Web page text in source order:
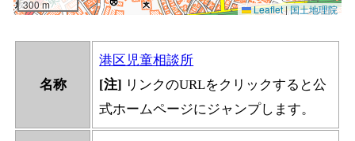
名称
港区児童相談所
[注] リンクのURLをクリックすると公
式ホームページにジャンプします。